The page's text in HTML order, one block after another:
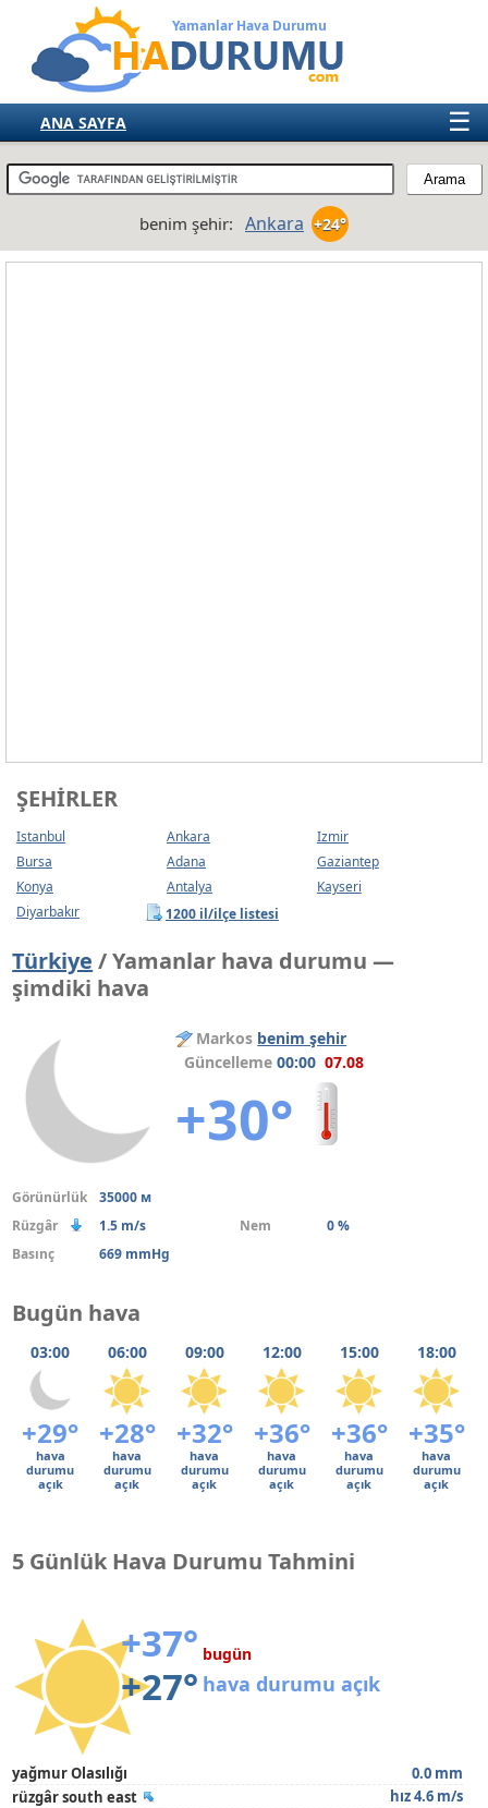
Yamanlar Hava Durumu
☰
ANA SAYFA
TÜRKİYE
AVRUPA
benim şehir: Ankara +24°
ŞEHIRLER
Istanbul Ankara
Izmir
Bursa
Adana
Gaziantep
Konya
Antalya
Kayseri
Diyarbakır
1200 il/ilçe listesi
Türkiye / Yamanlar hava durumu —
şimdiki hava
Markos benim şehir
Güncelleme00:00 07.08
+30°
Görünürlük
35000 м
Rüzgâr
1.5 m/s Nem
0 %
Basınç
669 mmHg
Bugün hava
03:00 06:00 09:00 12:00 15:00 18:00
+29° +28° +32° +36° +36° +35°
hava
durumu
açık
hava
durumu
açık
hava
durumu
açık
hava
durumu
açık
hava
durumu
açık
hava
durumu
açık
5 Günlük Hava Durumu Tahmini
+37°
+27°
bugün
hava durumu açık
yağmur Olasılığı
0.0 mm
rüzgâr south east
hız 4.6 m/s